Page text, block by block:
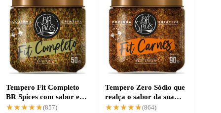
Tempero Fit Completo
BR Spices com sabor e
praticidade
★★★★★
★★★★★ (857)
Tempero Zero Sódio que
realça o sabor da sua
carne
★★★★★
★★★★★(864)